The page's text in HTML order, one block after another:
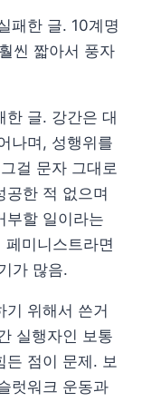
패한 글. 10계명
씬 짧아서 풍자
한 글. 강간은 대
나며, 성행위를
걸 문자 그대로
공한 적 없으며
부할 일이라는
미니스트라면
가 많음.
기 위해서 쓴거
실행자인 보통
든 점이 문제. 보
럿워크 운동과